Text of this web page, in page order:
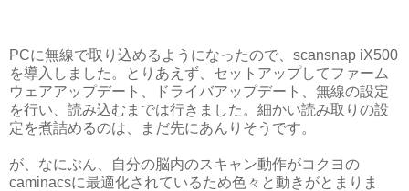
PCに無線で取り込めるようになったので、scansnap iX500
を導入しました。とりあえず、セットアップしてファーム
ウェアアップデート、ドライバアップデート、無線の設定
を行い、読み込むまでは行きました。細かい読み取りの設
定を煮詰めるのは、まだ先にあんりそうです。
が、なにぶん、自分の脳内のスキャン動作がコクヨの
caminacsに最適化されているため色々と動きがとまりま